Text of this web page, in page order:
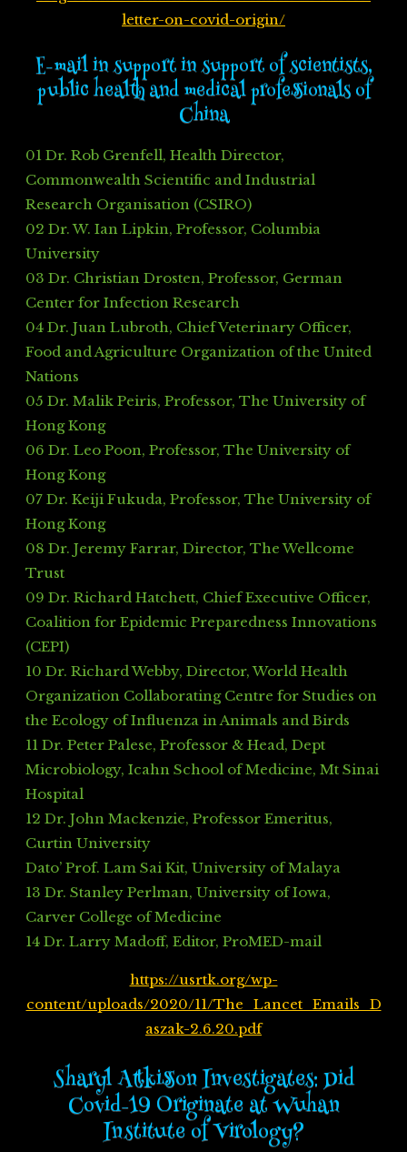
letter-on-covid-origin/
E-mail in support in support of scientists,
public health and medical professionals of
China
01 Dr. Rob Grenfell, Health Director,
Commonwealth Scientific and Industrial
Research Organisation (CSIRO)
02 Dr. W. Ian Lipkin, Professor, Columbia
University
03 Dr. Christian Drosten, Professor, German
Center for Infection Research
04 Dr. Juan Lubroth, Chief Veterinary Officer,
Food and Agriculture Organization of the United
Nations
05 Dr. Malik Peiris, Professor, The University of
Hong Kong
06 Dr. Leo Poon, Professor, The University of
Hong Kong
07 Dr. Keiji Fukuda, Professor, The University of
Hong Kong
08 Dr. Jeremy Farrar, Director, The Wellcome
Trust
09 Dr. Richard Hatchett, Chief Executive Officer,
Coalition for Epidemic Preparedness Innovations
(CEPI)
10 Dr. Richard Webby, Director, World Health
Organization Collaborating Centre for Studies on
the Ecology of Influenza in Animals and Birds
11 Dr. Peter Palese, Professor & Head, Dept
Microbiology, Icahn School of Medicine, Mt Sinai
Hospital
12 Dr. John Mackenzie, Professor Emeritus,
Curtin University
Dato’ Prof. Lam Sai Kit, University of Malaya
13 Dr. Stanley Perlman, University of Iowa,
Carver College of Medicine
14 Dr. Larry Madoff, Editor, ProMED-mail
https://usrtk.org/wp-
content/uploads/2020/11/The_Lancet_Emails_D
aszak-2.6.20.pdf
Sharyl Attkisson Investigates: Did
Covid-19 Originate at Wuhan
Institute of Virology?